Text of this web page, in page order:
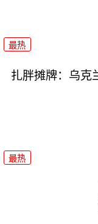
最热
扎胖摊牌：乌克
最热